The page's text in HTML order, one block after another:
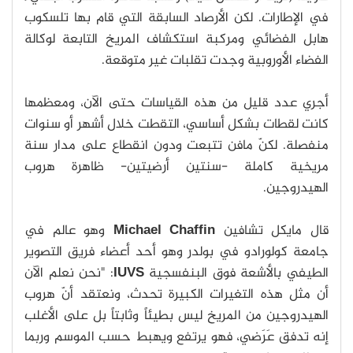
في الإطارات. لكن الأرصاد السابقة التي قام بها تلسكوب
هابل الفضائي ومركبة استكشاف المريخ التابعة لوكالة
الفضاء الأوروبية وجدت تقلبات غير متوقعة.
أجري عدد قليل من هذه القياسات حتى الآن، ومعظمها
كانت لقطات بشكل أساسي، التقطت خلال أشهر أو سنوات
منفصلة. لكنّ مافن تتبعت ودون انقطاع على مدار سنة
مريخية كاملة -سنتين أرضيتين- ظاهرة هروب
الهيدروجين.
قال مايكل تشافين Michael Chaffin وهو عالم في
جامعة كولورادو في بولدر وهو أحد أعضاء فريق التصوير
الطيفي بالأشعة فوق البنفسجيةIUVS: "نحن نعلم الآن
أن مثل هذه التغيرات الكبيرة تحدث، ونعتقد أنّ هروب
الهيدروجين من المريخ ليس بطيئاً وثابتاً بل على الأغلب
إنه تدفق عَرَضي، فهو يرتفع ويهبط حسب الموسم وربما